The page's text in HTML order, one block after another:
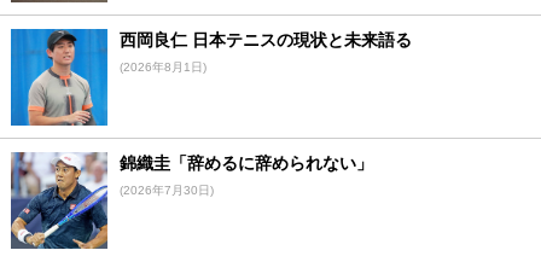
西岡良仁 日本テニスの現状と未来語る
(2026年8月1日)
錦織圭「辞めるに辞められない」
(2026年7月30日)